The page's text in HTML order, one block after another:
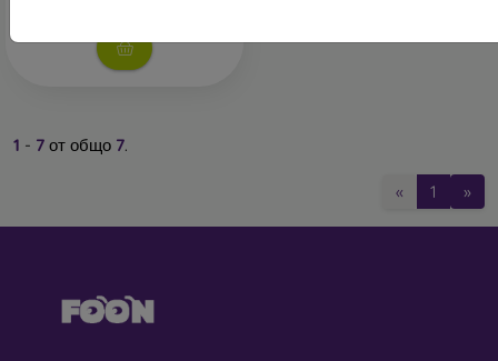
интересни калъфи за телефони, изработени от различни
материали. Просто изберете този, който е за вас.
1 - 7 от общо 7.
« 1 »